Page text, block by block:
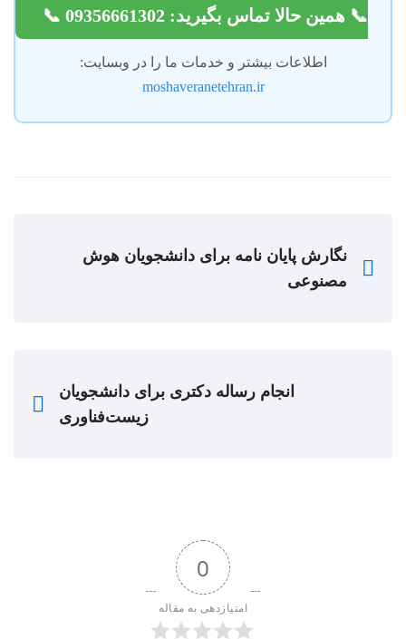
📞 همین حالا تماس بگیرید: 09356661302 📞
اطلاعات بیشتر و خدمات ما را در وبسایت:
moshaveranetehran.ir
نگارش پایان نامه برای دانشجویان هوش
مصنوعی
انجام رساله دکتری برای دانشجویان
زیست‌فناوری
0
امتیازدهی به مقاله